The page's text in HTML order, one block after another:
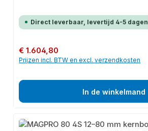
Direct leverbaar, levertijd 4-5 dagen
Normale prijs:
€ 1.604,80
Prijzen incl. BTW en excl. verzendkosten
In de winkelmand